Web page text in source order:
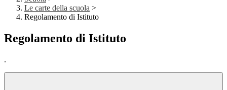
Le carte della scuola >
Regolamento di Istituto
Regolamento di Istituto
.